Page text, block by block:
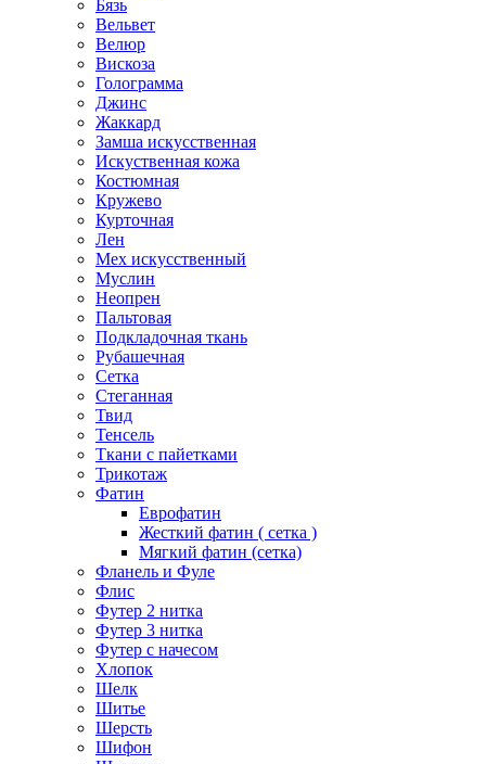
Бязь
Вельвет
Велюр
Вискоза
Голограмма
Джинс
Жаккард
Замша искусственная
Искуственная кожа
Костюмная
Кружево
Курточная
Лен
Мех искусственный
Муслин
Неопрен
Пальтовая
Подкладочная ткань
Рубашечная
Сетка
Стеганная
Твид
Тенсель
Ткани с пайетками
Трикотаж
Фатин
Еврофатин
Жесткий фатин ( сетка )
Мягкий фатин (сетка)
Фланель и Фуле
Флис
Футер 2 нитка
Футер 3 нитка
Футер с начесом
Хлопок
Шелк
Шитье
Шерсть
Шифон